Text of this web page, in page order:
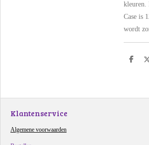
kleuren.
Case is
wordt
D
Klantenservice
Algemene voorwaarden